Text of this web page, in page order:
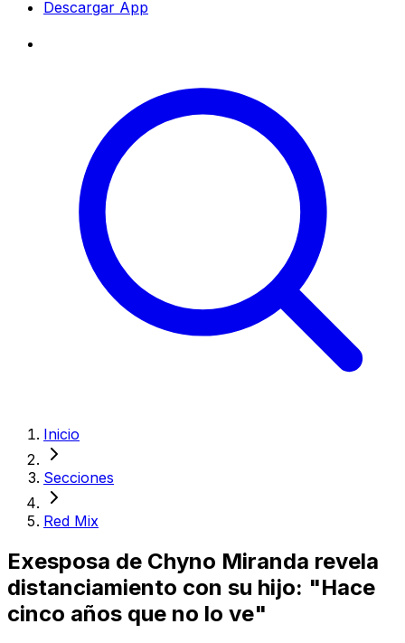
Descargar App
Inicio
Secciones
Red Mix
Exesposa de Chyno Miranda revela
distanciamiento con su hijo: "Hace
cinco años que no lo ve"